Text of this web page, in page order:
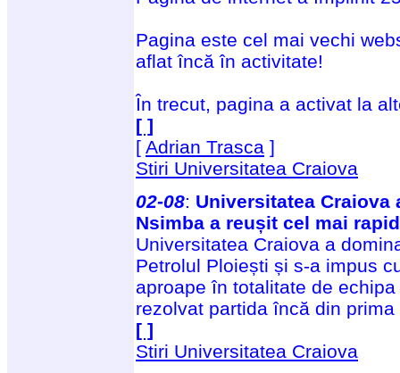
Pagina este cel mai vechi
aflat încă în activitate!
În trecut, pagina a activat la
[ ]
[ Adrian Trasca ]
Stiri Universitatea Craiova
02-08: Universitatea
Nsimba a reușit cel mai
Universitatea Craiova a
Petrolul Ploiești și s-a impus
aproape în totalitate de
rezolvat partida încă din
[ ]
Stiri Universitatea Craiova